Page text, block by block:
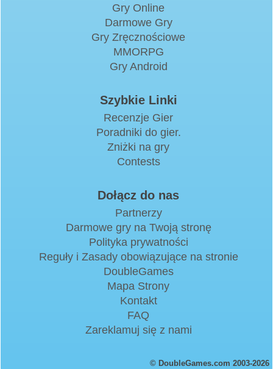
Gry Online
Darmowe Gry
Gry Zręcznościowe
MMORPG
Gry Android
Szybkie Linki
Recenzje Gier
Poradniki do gier.
Zniżki na gry
Contests
Dołącz do nas
Partnerzy
Darmowe gry na Twoją stronę
Polityka prywatności
Reguły i Zasady obowiązujące na stronie
DoubleGames
Mapa Strony
Kontakt
FAQ
Zareklamuj się z nami
© DoubleGames.com 2003-2026